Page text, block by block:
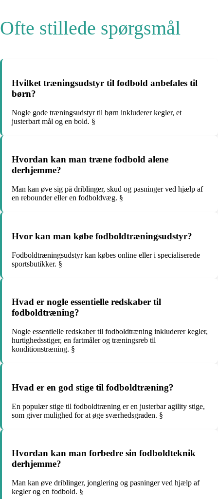
Ofte stillede spørgsmål
Hvilket træningsudstyr til fodbold anbefales til
børn?
Nogle gode træningsudstyr til børn inkluderer kegler, et
justerbart mål og en bold. §
Hvordan kan man træne fodbold alene
derhjemme?
Man kan øve sig på driblinger, skud og pasninger ved hjælp af
en rebounder eller en fodboldvæg. §
Hvor kan man købe fodboldtræningsudstyr?
Fodboldtræningsudstyr kan købes online eller i specialiserede
sportsbutikker. §
Hvad er nogle essentielle redskaber til
fodboldtræning?
Nogle essentielle redskaber til fodboldtræning inkluderer kegler,
hurtighedsstiger, en fartmåler og træningsreb til
konditionstræning. §
Hvad er en god stige til fodboldtræning?
En populær stige til fodboldtræning er en justerbar agility stige,
som giver mulighed for at øge sværhedsgraden. §
Hvordan kan man forbedre sin fodboldteknik
derhjemme?
Man kan øve driblinger, jonglering og pasninger ved hjælp af
kegler og en fodbold. §